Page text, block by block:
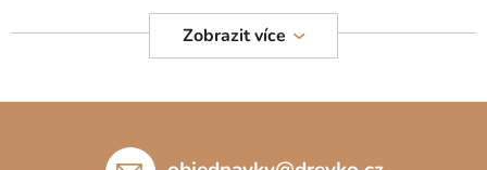
tlaku těla a tím optimálně rozloží váhu. Taštičková matrace není
vhodná pro polohovatelný ani elektrický rošt. Vyzkoušejte také
taštičkové matrace 80x200 cmdo manželské
Zobrazit více